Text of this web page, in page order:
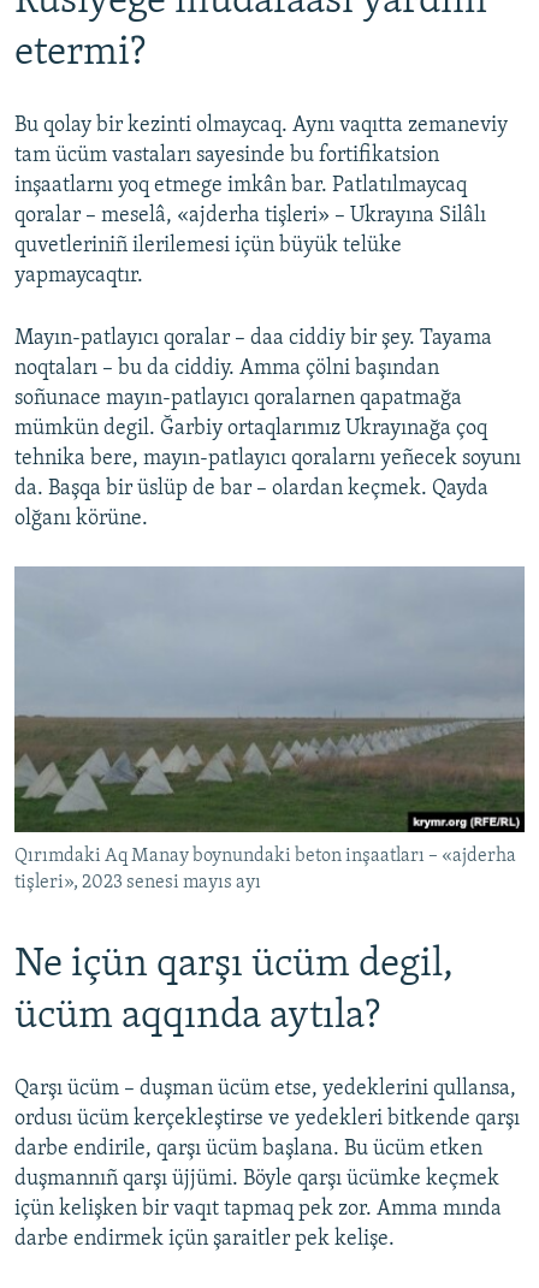
etermi?
Bu qolay bir kezinti olmaycaq. Aynı vaqıtta zemaneviy
tam ücüm vastaları sayesinde bu fortifikatsion
inşaatlarnı yoq etmege imkân bar. Patlatılmaycaq
qoralar – meselâ, «ajderha tişleri» – Ukrayına Silâlı
quvetleriniñ ilerilemesi içün büyük telüke
yapmaycaqtır.
Mayın-patlayıcı qoralar – daa ciddiy bir şey. Tayama
noqtaları – bu da ciddiy. Amma çölni başından
soñunace mayın-patlayıcı qoralarnen qapatmağa
mümkün degil. Ğarbiy ortaqlarımız Ukrayınağa çoq
tehnika bere, mayın-patlayıcı qoralarnı yeñecek soyunı
da. Başqa bir üslüp de bar – olardan keçmek. Qayda
olğanı körüne.
Qırımdaki Aq Manay boynundaki beton inşaatları – «ajderha
tişleri», 2023 senesi mayıs ayı
Ne içün qarşı ücüm degil,
ücüm aqqında aytıla?
Qarşı ücüm – duşman ücüm etse, yedeklerini qullansa,
ordusı ücüm kerçekleştirse ve yedekleri bitkende qarşı
darbe endirile, qarşı ücüm başlana. Bu ücüm etken
duşmannıñ qarşı üjjümi. Böyle qarşı ücümke keçmek
içün kelişken bir vaqıt tapmaq pek zor. Amma mında
darbe endirmek içün şaraitler pek kelişe.